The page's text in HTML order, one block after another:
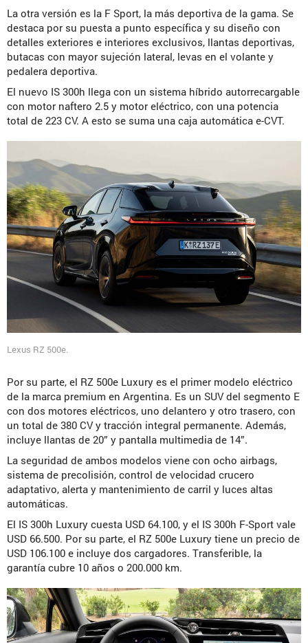
La otra versión es la F Sport, la más deportiva de la gama. Se
destaca por su puesta a punto específica y su diseño con
detalles exteriores e interiores exclusivos, llantas deportivas,
butacas con mayor sujeción lateral, levas en el volante y
pedalera deportiva.
El nuevo IS 300h llega con un sistema híbrido autorrecargable
con motor naftero 2.5 y motor eléctrico, con una potencia
total de 223 CV. A esto se suma una caja automática e-CVT.
Lexus RZ 500e.
Por su parte, el RZ 500e Luxury es el primer modelo eléctrico
de la marca premium en Argentina. Es un SUV del segmento E
con dos motores eléctricos, uno delantero y otro trasero, con
un total de 380 CV y tracción integral permanente. Además,
incluye llantas de 20” y pantalla multimedia de 14”.
La seguridad de ambos modelos viene con ocho airbags,
sistema de precolisión, control de velocidad crucero
adaptativo, alerta y mantenimiento de carril y luces altas
automáticas.
El IS 300h Luxury cuesta USD 64.100, y el IS 300h F-Sport vale
USD 66.500. Por su parte, el RZ 500e Luxury tiene un precio de
USD 106.100 e incluye dos cargadores. Transferible, la
garantía cubre 10 años o 200.000 km.